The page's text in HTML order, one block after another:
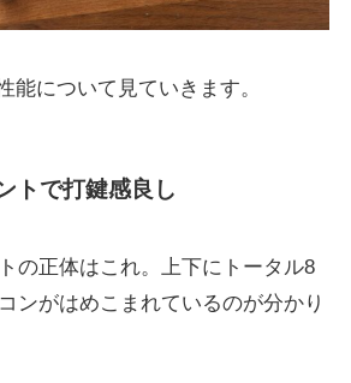
能について見ていきます。
トで打鍵感良し
の正体はこれ。上下にトータル8
ンがはめこまれているのが分かり